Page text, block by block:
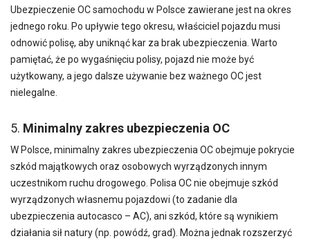
Ubezpieczenie OC samochodu w Polsce zawierane jest na okres
jednego roku. Po upływie tego okresu, właściciel pojazdu musi
odnowić polisę, aby uniknąć kar za brak ubezpieczenia. Warto
pamiętać, że po wygaśnięciu polisy, pojazd nie może być
użytkowany, a jego dalsze używanie bez ważnego OC jest
nielegalne.
5. Minimalny zakres ubezpieczenia OC
W Polsce, minimalny zakres ubezpieczenia OC obejmuje pokrycie
szkód majątkowych oraz osobowych wyrządzonych innym
uczestnikom ruchu drogowego. Polisa OC nie obejmuje szkód
wyrządzonych własnemu pojazdowi (to zadanie dla
ubezpieczenia autocasco – AC), ani szkód, które są wynikiem
działania sił natury (np. powódź, grad). Można jednak rozszerzyć